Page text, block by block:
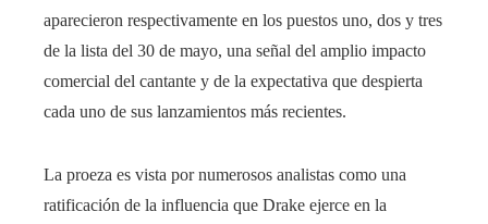
aparecieron respectivamente en los puestos uno, dos y tres
de la lista del 30 de mayo, una señal del amplio impacto
comercial del cantante y de la expectativa que despierta
cada uno de sus lanzamientos más recientes.
La proeza es vista por numerosos analistas como una
ratificación de la influencia que Drake ejerce en la